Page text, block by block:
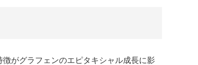
がグラフェンのエピタキシャル成長に影